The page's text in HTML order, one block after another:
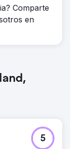
Comparte
en
5